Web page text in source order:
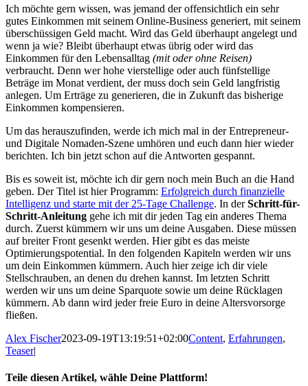
Ich möchte gern wissen, was jemand der offensichtlich ein sehr
gutes Einkommen mit seinem Online-Business generiert, mit seinem
überschüssigen Geld macht. Wird das Geld überhaupt angelegt und
wenn ja wie? Bleibt überhaupt etwas übrig oder wird das
Einkommen für den Lebensalltag (mit oder ohne Reisen)
verbraucht. Denn wer hohe vierstellige oder auch fünfstellige
Beträge im Monat verdient, der muss doch sein Geld langfristig
anlegen. Um Erträge zu generieren, die in Zukunft das bisherige
Einkommen kompensieren.
Um das herauszufinden, werde ich mich mal in der Entrepreneur-
und Digitale Nomaden-Szene umhören und euch dann hier wieder
berichten. Ich bin jetzt schon auf die Antworten gespannt.
Bis es soweit ist, möchte ich dir gern noch mein Buch an die Hand
geben. Der Titel ist hier Programm: Erfolgreich durch finanzielle
Intelligenz und starte mit der 25-Tage Challenge. In derSchritt-für-
Schritt-Anleitung gehe ich mit dir jeden Tag ein anderes Thema
durch. Zuerst kümmern wir uns um deine Ausgaben. Diese müssen
auf breiter Front gesenkt werden. Hier gibt es das meiste
Optimierungspotential. In den folgenden Kapiteln werden wir uns
um dein Einkommen kümmern. Auch hier zeige ich dir viele
Stellschrauben, an denen du drehen kannst. Im letzten Schritt
werden wir uns um deine Sparquote sowie um deine Rücklagen
kümmern. Ab dann wird jeder freie Euro in deine Altersvorsorge
fließen.
Alex Fischer2023-09-19T13:19:51+02:00Content, Erfahrungen,
Teaser|
Teile diesen Artikel, wähle Deine Plattform!